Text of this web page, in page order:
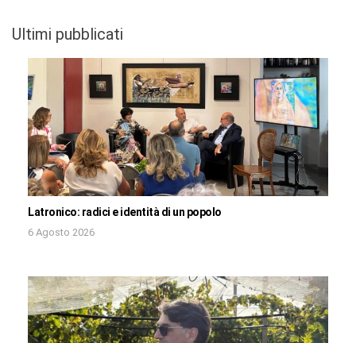
Ultimi pubblicati
Latronico: radici e identità di un popolo
6 Agosto 2026